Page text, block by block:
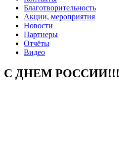
Благотворительность
Акции, мероприятия
Новости
Партнеры
Отчёты
Видео
С ДНЕМ РОССИИ!!!